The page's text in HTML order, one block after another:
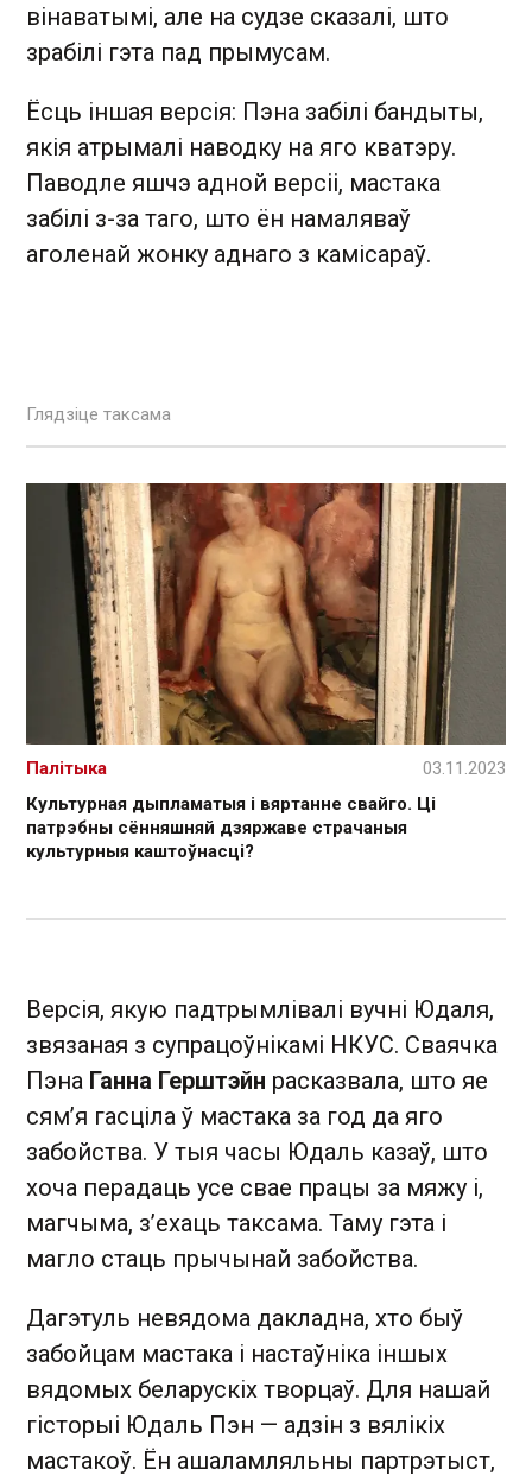
вінаватымі, але на судзе сказалі, што
зрабілі гэта пад прымусам.
Ёсць іншая версія: Пэна забілі бандыты,
якія атрымалі наводку на яго кватэру.
Паводле яшчэ адной версіі, мастака
забілі з-за таго, што ён намаляваў
аголенай жонку аднаго з камісараў.
Глядзіце таксама
Культурная дыпламатыя і вяртанне свайго. Ці
патрэбны сённяшняй дзяржаве страчаныя
культурныя каштоўнасці?
Палітыка 03.11.2023
Версія, якую падтрымлівалі вучні Юдаля,
звязаная з супрацоўнікамі НКУС. Сваячка
Пэна Ганна Герштэйн расказвала, што яе
сям’я гасціла ў мастака за год да яго
забойства. У тыя часы Юдаль казаў, што
хоча перадаць усе свае працы за мяжу і,
магчыма, з’ехаць таксама. Таму гэта і
магло стаць прычынай забойства.
Дагэтуль невядома дакладна, хто быў
забойцам мастака і настаўніка іншых
вядомых беларускіх творцаў. Для нашай
гісторыі Юдаль Пэн — адзін з вялікіх
мастакоў. Ён ашаламляльны партрэтыст,